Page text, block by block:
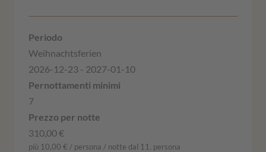
Weihnachtsferien
2026-12-23 - 2027-01-10
7
310,00 €
più 10,00 € / persona / notte dal 11. persona